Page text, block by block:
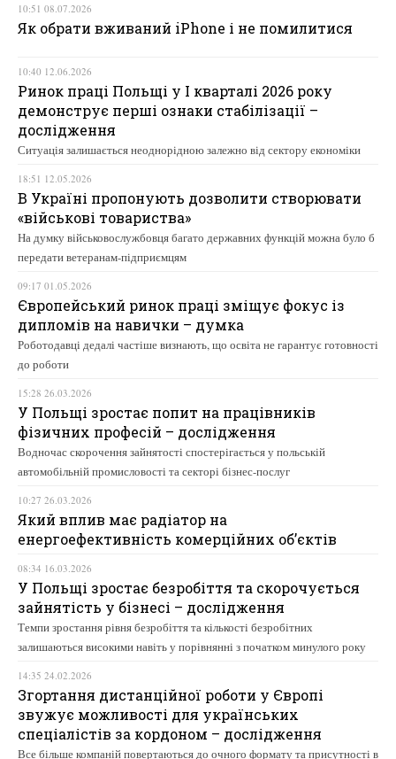
10:51 08.07.2026
Як обрати вживаний iPhone і не помилитися
10:40 12.06.2026
Ринок праці Польщі у І кварталі 2026 року
демонструє перші ознаки стабілізації –
дослідження
Ситуація залишається неоднорідною залежно від сектору економіки
18:51 12.05.2026
В Україні пропонують дозволити створювати
«військові товариства»
На думку військовослужбовця багато державних функцій можна було б
передати ветеранам-підприємцям
09:17 01.05.2026
Європейський ринок праці зміщує фокус із
дипломів на навички – думка
Роботодавці дедалі частіше визнають, що освіта не гарантує готовності
до роботи
15:28 26.03.2026
У Польщі зростає попит на працівників
фізичних професій – дослідження
Водночас скорочення зайнятості спостерігається у польській
автомобільній промисловості та секторі бізнес-послуг
10:27 26.03.2026
Який вплив має радіатор на
енергоефективність комерційних об’єктів
08:34 16.03.2026
У Польщі зростає безробіття та скорочується
зайнятість у бізнесі – дослідження
Темпи зростання рівня безробіття та кількості безробітних
залишаються високими навіть у порівнянні з початком минулого року
14:35 24.02.2026
Згортання дистанційної роботи у Європі
звужує можливості для українських
спеціалістів за кордоном – дослідження
Все більше компаній повертаються до очного формату та присутності в